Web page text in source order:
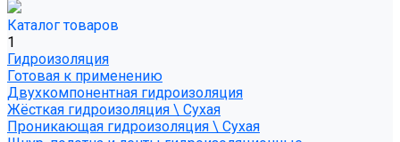
Каталог товаров
1
Гидроизоляция
Готовая к применению
Двухкомпонентная гидроизоляция
Жёсткая гидроизоляция \ Сухая
Проникающая гидроизоляция \ Сухая